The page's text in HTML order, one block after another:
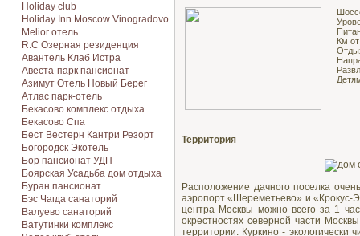
Holiday club
Holiday Inn Moscow Vinogradovo
Melior отель
R.C Озерная резиденция
Авантель Клаб Истра
Авеста-парк пансионат
Азимут Отель Новый Берег
Атлас парк-отель
Бекасово комплекс отдыха
Бекасово Спа
Бест Вестерн Кантри Резорт
Богородск Экотель
Бор пансионат УДП
Боярская Усадьба дом отдыха
Буран пансионат
Бэс Чагда санаторий
Валуево санаторий
Ватутинки комплекс
Км
Территория
Расположение дачного поселка
аэропорт «Шереметьево» и «Крокус-
центра Москвы можно всего за 1
окрестностях северной части
территории. Куркино -